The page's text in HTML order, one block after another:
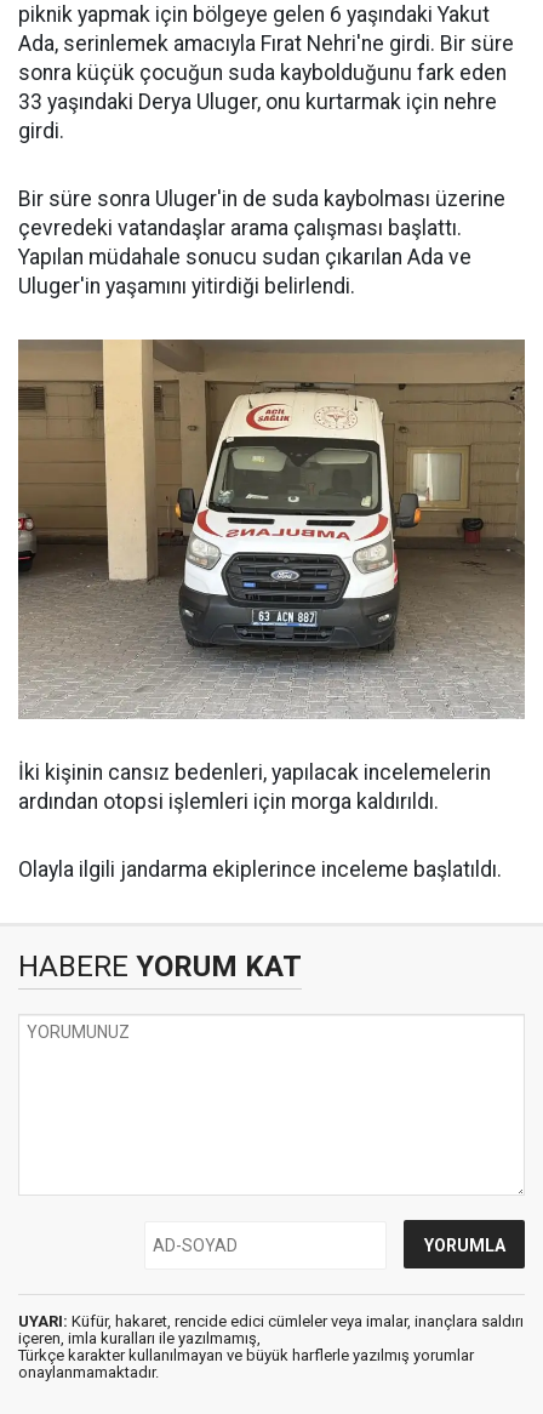
piknik yapmak için bölgeye gelen 6 yaşındaki Yakut
Ada, serinlemek amacıyla Fırat Nehri'ne girdi. Bir süre
sonra küçük çocuğun suda kaybolduğunu fark eden
33 yaşındaki Derya Uluger, onu kurtarmak için nehre
girdi.
Bir süre sonra Uluger'in de suda kaybolması üzerine
çevredeki vatandaşlar arama çalışması başlattı.
Yapılan müdahale sonucu sudan çıkarılan Ada ve
Uluger'in yaşamını yitirdiği belirlendi.
İki kişinin cansız bedenleri, yapılacak incelemelerin
ardından otopsi işlemleri için morga kaldırıldı.
Olayla ilgili jandarma ekiplerince inceleme başlatıldı.
HABERE YORUM KAT
UYARI: Küfür, hakaret, rencide edici cümleler veya imalar, inançlara saldırı
içeren, imla kuralları ile yazılmamış,
Türkçe karakter kullanılmayan ve büyük harflerle yazılmış yorumlar
onaylanmamaktadır.